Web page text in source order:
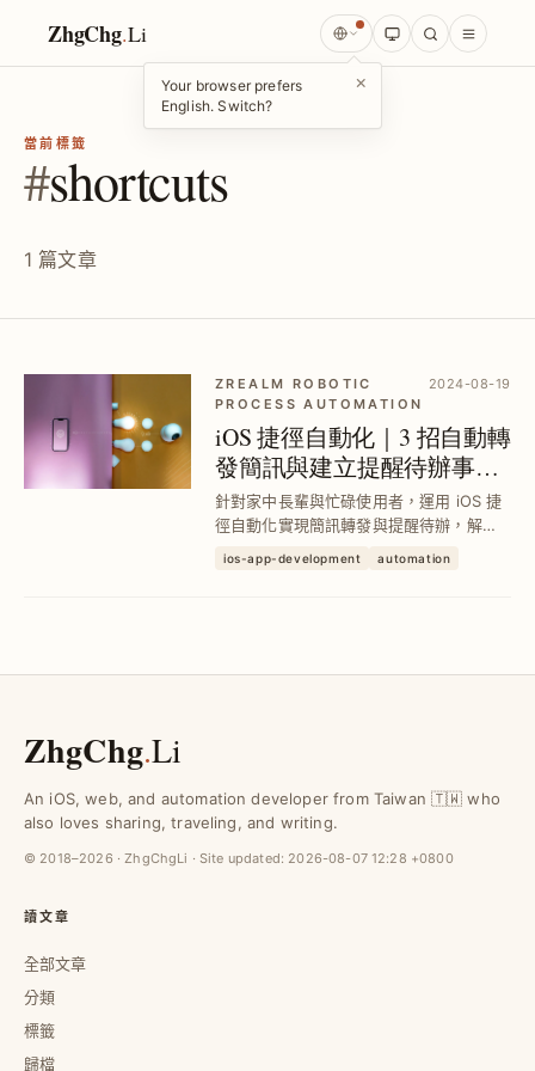
ZhgChg.Li
Your browser prefers
English. Switch?
×
當前標籤
#shortcuts
1 篇文章
ZREALM ROBOTIC
PROCESS AUTOMATION
2024-08-19
iOS 捷徑自動化｜3 招自動轉
發簡訊與建立提醒待辦事項
教學
針對家中長輩與忙碌使用者，運用 iOS 捷
徑自動化實現簡訊轉發與提醒待辦，解決
效率與安全，輕鬆管理包裹與信用卡帳單
ios-app-development automation
ZhgChg.Li
An iOS, web, and automation developer from Taiwan 🇹🇼 who
also loves sharing, traveling, and writing.
© 2018–2026 · ZhgChgLi · Site updated: 2026-08-07 12:28 +0800
讀文章
全部文章
分類
標籤
歸檔